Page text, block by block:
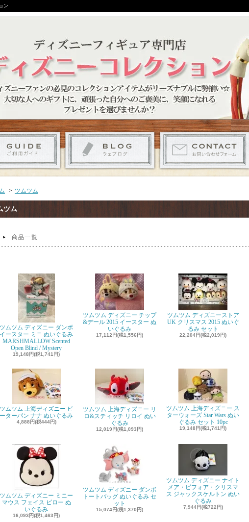
ン
> ツムツム
ツム
商品一覧
ツムツム ディズニー ダンボ
イースター ミニ ぬいぐるみ
MARSHMALLOW Scented
Open Blind / Mystery
19,148円(税1,741円)
ツムツム ディズニー チップ
&デール 2015 イースター ぬ
いぐるみ
17,112円(税1,556円)
ツムツム ディズニーストア
UK クリスマス 2015 ぬいぐ
るみ セット
22,204円(税2,019円)
ツムツム 上海ディズニー ピ
ーターパン ナナ ぬいぐるみ
4,888円(税444円)
ツムツム 上海ディズニー リ
ロ&スティッチ リロイ ぬい
ぐるみ
12,019円(税1,093円)
ツムツム 上海ディズニー ス
ターウォーズ Star Wars ぬい
ぐるみ セット 10pc
19,148円(税1,741円)
ツムツム ディズニー ミニー
マウス フェイス ピロー ぬ
いぐるみ
16,093円(税1,463円)
ツムツム ディズニー ダンボ
トートバッグ ぬいぐるみ セ
ット
15,074円(税1,370円)
ツムツム ディズニー ナイト
メア・ビフォア・クリスマ
ス ジャックスケルトン ぬい
ぐるみ
7,944円(税722円)